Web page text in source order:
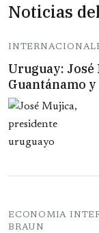
Noticias
Uruguay:
Guantánamo
ECONOMIA
BRAUN